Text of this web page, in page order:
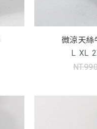
微涼天絲
L XL